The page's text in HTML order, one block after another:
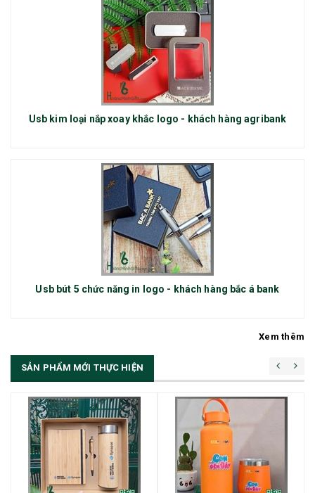
Usb kim loại nắp xoay khắc logo - khách hàng agribank
Usb bút 5 chức năng in logo - khách hàng bắc á bank
Xem thêm
SẢN PHẨM MỚI THỰC HIỆN